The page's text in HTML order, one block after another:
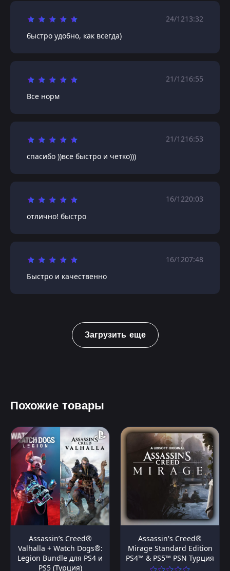
24/1213:32
быстро удобно, как всегда)
21/1216:55
Все норм
21/1216:53
спасибо ))все быстро и четко)))
16/1220:03
отлично! быстро
16/1207:48
Быстро и качественно
Загрузить еще
Похожие товары
Assassin’s Creed®
Valhalla + Watch Dogs®:
Legion Bundle для PS4 и
PS5 (Турция)
Assassin's Creed®
Mirage Standard Edition
PS4™ & PS5™ PSN Турция